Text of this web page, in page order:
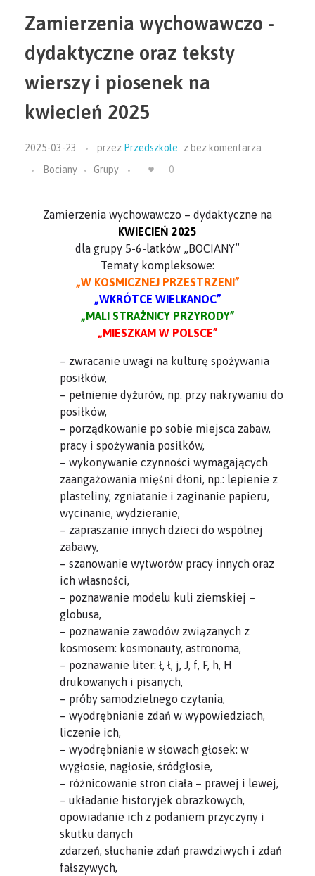
Zamierzenia wychowawczo -
dydaktyczne oraz teksty
wierszy i piosenek na
kwiecień 2025
2025-03-23 przez Przedszkole z bez komentarza
Bociany
Grupy 0
Zamierzenia wychowawczo – dydaktyczne na
KWIECIEŃ 2025
dla grupy 5-6-latków „BOCIANY”
Tematy kompleksowe:
„W KOSMICZNEJ PRZESTRZENI”
„WKRÓTCE WIELKANOC”
„MALI STRAŻNICY PRZYRODY”
„MIESZKAM W POLSCE”
– zwracanie uwagi na kulturę spożywania
posiłków,
– pełnienie dyżurów, np. przy nakrywaniu do
posiłków,
– porządkowanie po sobie miejsca zabaw,
pracy i spożywania posiłków,
– wykonywanie czynności wymagających
zaangażowania mięśni dłoni, np.: lepienie z
plasteliny, zgniatanie i zaginanie papieru,
wycinanie, wydzieranie,
– zapraszanie innych dzieci do wspólnej
zabawy,
– szanowanie wytworów pracy innych oraz
ich własności,
– poznawanie modelu kuli ziemskiej –
globusa,
– poznawanie zawodów związanych z
kosmosem: kosmonauty, astronoma,
– poznawanie liter: ł, ł, j, J, f, F, h, H
drukowanych i pisanych,
– próby samodzielnego czytania,
– wyodrębnianie zdań w wypowiedziach,
liczenie ich,
– wyodrębnianie w słowach głosek: w
wygłosie, nagłosie, śródgłosie,
– różnicowanie stron ciała – prawej i lewej,
– układanie historyjek obrazkowych,
opowiadanie ich z podaniem przyczyny i
skutku danych
zdarzeń, słuchanie zdań prawdziwych i zdań
fałszywych,